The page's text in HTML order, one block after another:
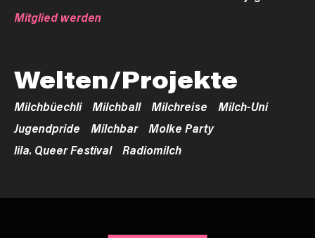
Mitglied werden
Welten/Projekte
Milchbüechli Milchball Milchreise
Milch-Uni
Jugendpride
Milchbar
Molke Party
lila. Queer Festival
Radiomilch